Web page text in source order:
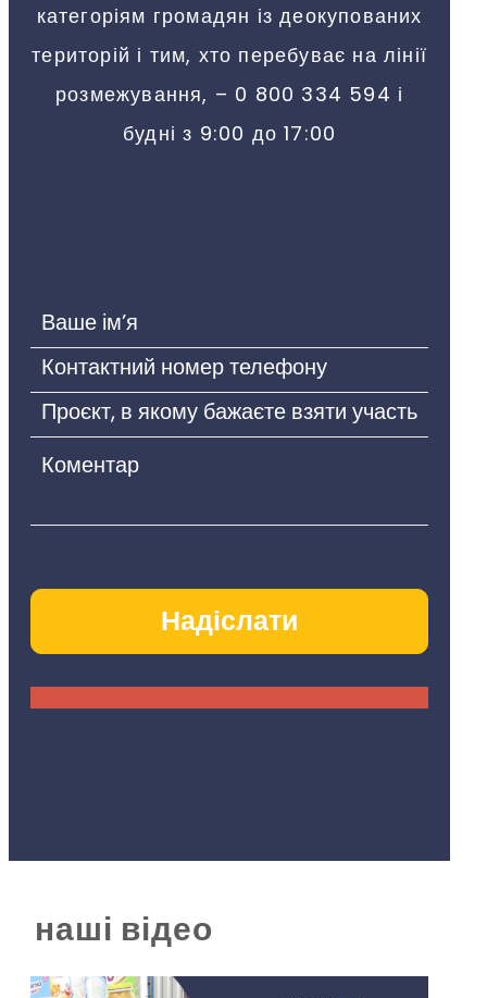
категоріям громадян із деокупованих
територій і тим, хто перебуває на лінії
розмежування, – 0 800 334 594 і
будні з 9:00 до 17:00
наші відео